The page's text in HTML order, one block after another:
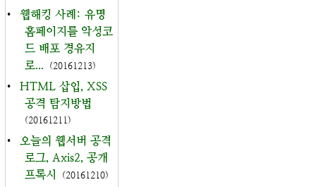
•
웹해킹 사례: 유명
홈페이지를 악성코
드 배포 경유지
로...
(20161213)
•
HTML 삽입, XSS
공격 탐지방법
(20161211)
•
오늘의 웹서버 공격
로그, Axis2, 공개
프록시
(20161210)